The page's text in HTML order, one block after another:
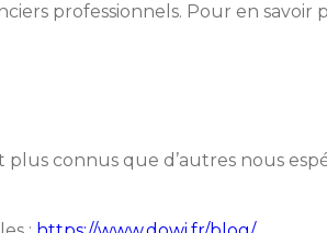
professionnels. Pour en savoir
connus que d’autres nous